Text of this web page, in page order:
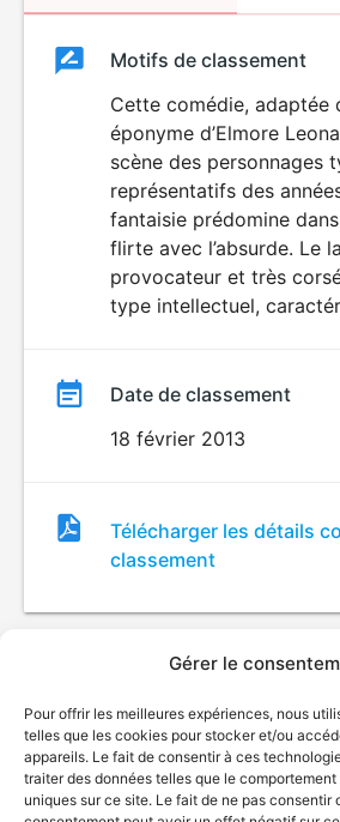
Gérer le
Pour offrir les meilleures expériences, nous
telles que les cookies pour stocker et/ou
appareils. Le fait de consentir à ces
traiter des données telles que le
uniques sur ce site. Le fait de ne pas consentir
ClassementClassement
Motifs de classement
Cette comédie, adaptée
éponyme d’Elmore
scène des personnages
représentatifs des
fantaisie prédomine
flirte avec l’absurde. Le
provocateur et très
type intellectuel,
Date de classement
18 février 2013
Fichier
de
classement
Télécharger les détails
classement
© Gouvernement du